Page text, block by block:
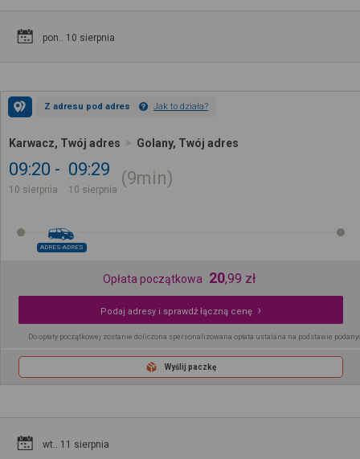
pon.. 10 sierpnia
Z adresu pod adres Jak to działa?
Karwacz, Twój adres Golany, Twój adres
09:20
10 sierpnia
09:29
10 sierpnia
9min
ADRES-ADRES
Opłata początkowa 20,99 zł
Podaj adresy i sprawdź łączną cenę
Do opłaty początkowej zostanie doliczona spersonalizowana opłata ustalana na podstawie
Wyślij paczkę
wt.. 11 sierpnia